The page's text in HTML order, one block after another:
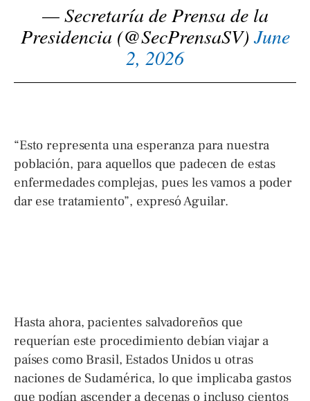
— Secretaría de Prensa de la
Presidencia (@SecPrensaSV)June
2, 2026
“Esto representa una esperanza para nuestra
población, para aquellos que padecen de estas
enfermedades complejas, pues les vamos a poder
dar ese tratamiento”, expresó Aguilar.
Hasta ahora, pacientes salvadoreños que
requerían este procedimiento debían viajar a
países como Brasil, Estados Unidos u otras
naciones de Sudamérica, lo que implicaba gastos
que podían ascender a decenas o incluso cientos